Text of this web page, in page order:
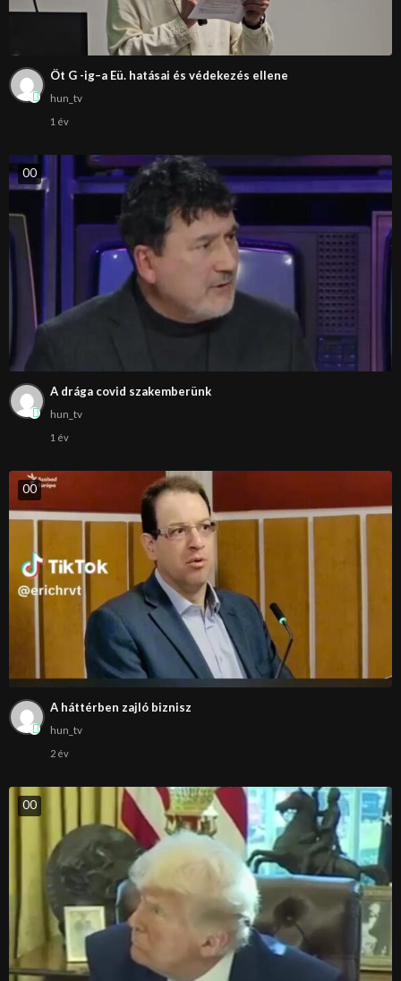
Öt G -ig–a Eü. hatásai és védekezés ellene
hun_tv
1 év
00
A drága covid szakemberünk
hun_tv
1 év
00
A háttérben zajló biznisz
hun_tv
2 év
00